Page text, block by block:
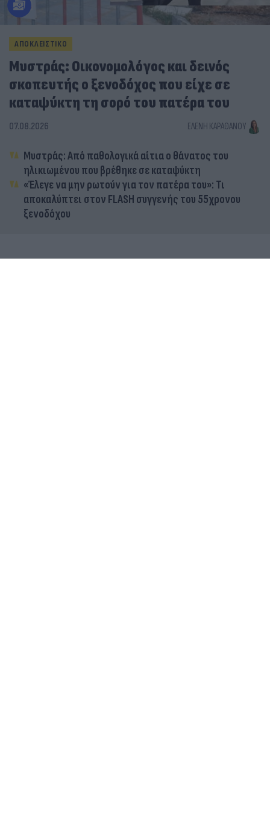
ΑΠΟΚΛΕΙΣΤΙΚΟ
Μυστράς: Οικονομολόγος και δεινός
σκοπευτής ο ξενοδόχος που είχε σε
καταψύκτη τη σορό του πατέρα του
07.08.2026 ΕΛΈΝΗ ΚΑΡΑΘΆΝΟΥ
Μυστράς: Από παθολογικά αίτια ο θάνατος του
ηλικιωμένου που βρέθηκε σε καταψύκτη
«Έλεγε να μην ρωτούν για τον πατέρα του»: Τι
αποκαλύπτει στον FLASH συγγενής του 55χρονου
ξενοδόχου